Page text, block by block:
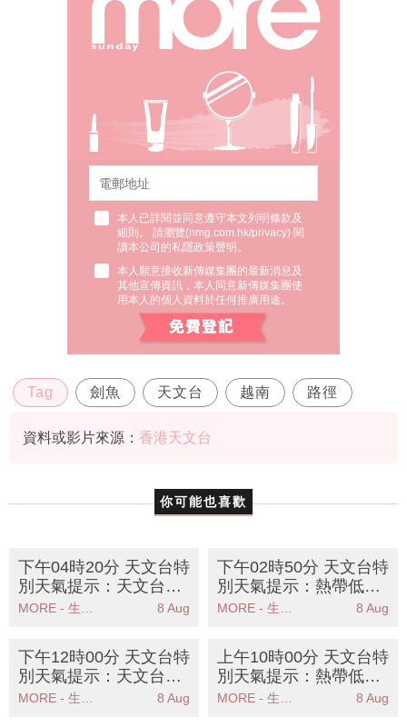
本人已詳閱並同意遵守本文列明條款及
細則。 請瀏覽(nmg.com.hk/privacy) 閱
讀本公司的私隱政策聲明。
本人願意接收新傳媒集團的最新消息及
其他宣傳資訊，本人同意新傳媒集團使
用本人的個人資料於任何推廣用途。
Tag 劍魚 天文台 越南 路徑
資料或影片來源： 香港天文台
你可能也喜歡
下午04時20分 天文台特
別天氣提示：天文台發
出酷熱天氣警告提醒市
8 Aug
下午02時50分 天文台特
別天氣提示：熱帶低氣
壓登陸海南島天文台密
8 Aug
下午12時00分 天文台特
別天氣提示：天文台發
出酷熱天氣警告市民需
MORE - 生活品味 8 Aug
上午10時00分 天文台特
別天氣提示：熱帶低氣
壓對香港威脅不大一號
MORE - 生活品味 8 Aug